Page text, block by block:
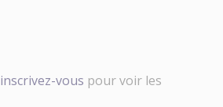
inscrivez-vous pour voir les